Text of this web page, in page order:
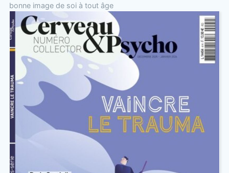
bonne image de soi à tout âge